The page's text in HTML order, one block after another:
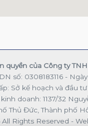
quyền của Công ty
số: 0308183116 -
Sở kế hoạch và đầu
doanh: 1137/32
Thủ Đức, Thành phố
All Rights Reserved -